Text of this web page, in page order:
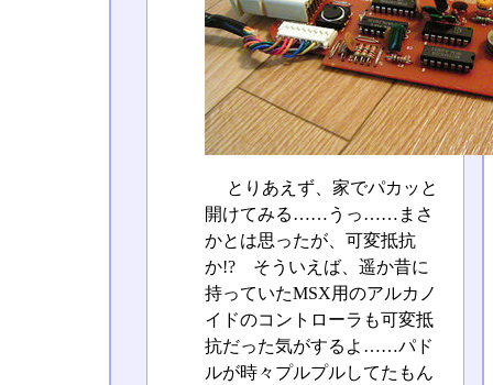
とりあえず、家でパカッと
開けてみる……うっ……まさ
かとは思ったが、可変抵抗
か!? そういえば、遥か昔に
持っていたMSX用のアルカノ
イドのコントローラも可変抵
抗だった気がするよ……パド
ルが時々プルプルしてたもん